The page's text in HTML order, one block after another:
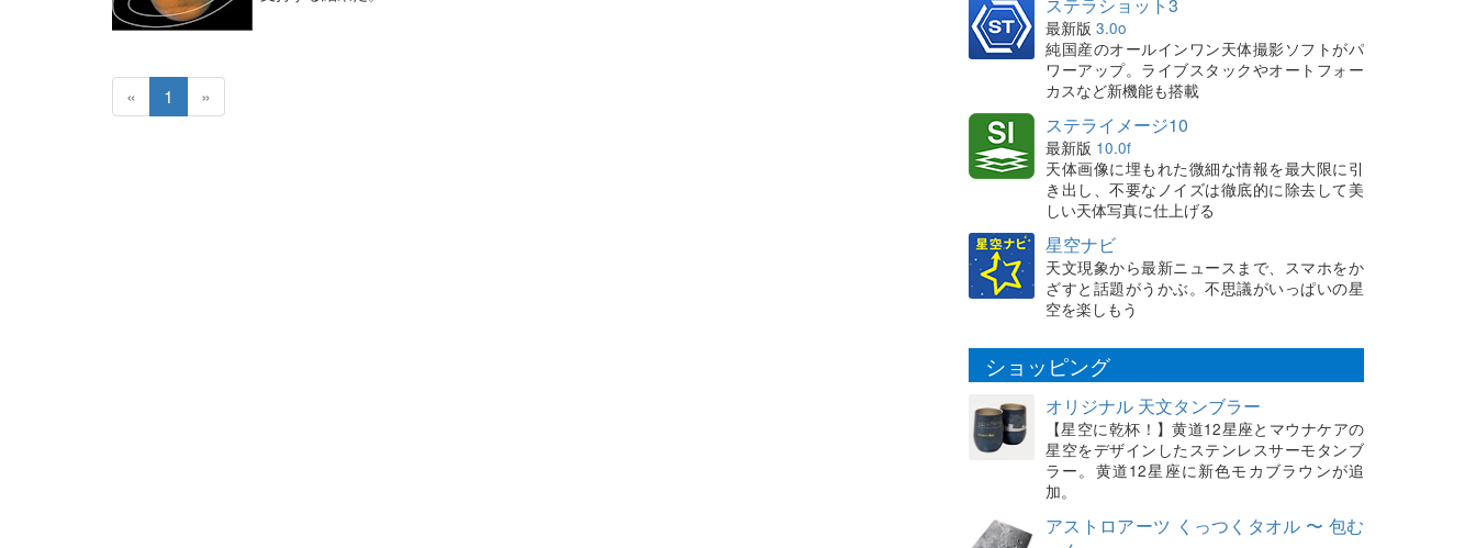
« 1 »
最新版 3.0o
純国産のオールインワン天体撮影ソフトがパ
ワーアップ。ライブスタックやオートフォー
カスなど新機能も搭載
ステライメージ10
最新版 10.0f
天体画像に埋もれた微細な情報を最大限に引
き出し、不要なノイズは徹底的に除去して美
しい天体写真に仕上げる
星空ナビ
天文現象から最新ニュースまで、スマホをか
ざすと話題がうかぶ。不思議がいっぱいの星
空を楽しもう
ショッピング
オリジナル 天文タンブラー
【星空に乾杯！】黄道12星座とマウナケアの
星空をデザインしたステンレスサーモタンブ
ラー。黄道12星座に新色モカブラウンが追
加。
アストロアーツ くっつくタオル 〜 包む